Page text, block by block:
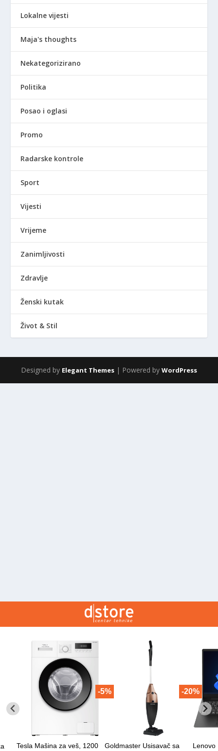
Lokalne vijesti
Maja's thoughts
Nekategorizirano
Politika
Posao i oglasi
Promo
Radarske kontrole
Sport
Vijesti
Vrijeme
Zanimljivosti
Zdravlje
Ženski kutak
Život & Stil
Designed by Elegant Themes | Powered by WordPress